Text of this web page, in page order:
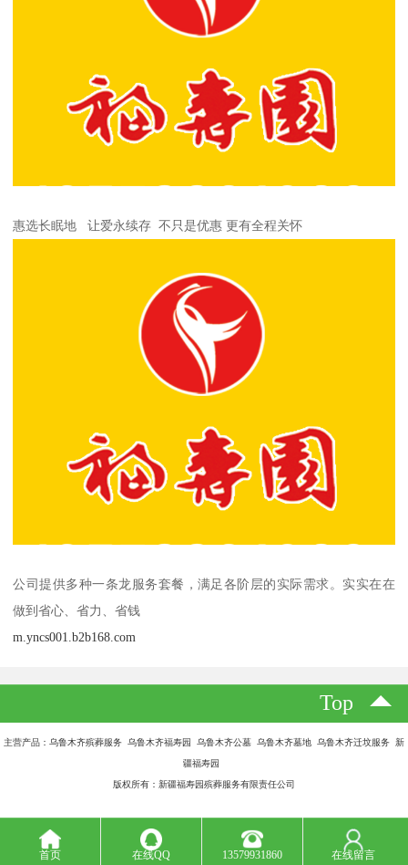
惠选长眠地 让爱永续存 不只是优惠 更有全程关怀
公司提供多种一条龙服务套餐，满足各阶层的实际需求。实实在在
做到省心、省力、省钱
m.yncs001.b2b168.com
Top
主营产品：乌鲁木齐殡葬服务 乌鲁木齐福寿园 乌鲁木齐公墓 乌鲁木齐墓地 乌鲁木齐迁坟服务 新
疆福寿园
版权所有：新疆福寿园殡葬服务有限责任公司
首页 在线QQ 13579931860 在线留言